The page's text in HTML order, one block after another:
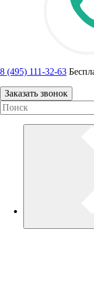
8 (495) 111-32-63
Заказать звонок